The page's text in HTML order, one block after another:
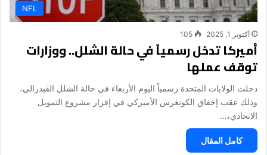
NFL
أكتوبر 1, 2025 105
أميركا تدخل رسمياً في حالة الشلل.. ووزارات
توقف عملها
دخلت الولايات المتحدة رسمياً اليوم الأربعاء في حالة الشلل الفيدرالي،
وذلك عقب إخفاق الكونغرس الأميركي في إقرار مشروع التمويل
الاتحادي،…
كامل المقال